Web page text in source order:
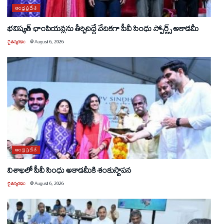
ఆంధ్రప్రదేశ్
భవిష్యత్ ఛాంపియన్లను తీర్చిదిద్దే వేదికగా పీవీ సింధు స్పోర్ట్స్ అకాడమీ
చైతన్యరధం @August 6, 2026
ఆంధ్రప్రదేశ్
విశాఖలో పీవీ సింధు అకాడమీకి శంకుస్థాపన
చైతన్యరధం @August 6, 2026